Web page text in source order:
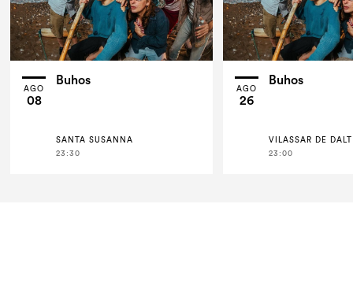
AGO
08
Buhos
SANTA SUSANNA
23:30
AGO
26
Buhos
VILASSAR DE DALT
23:00